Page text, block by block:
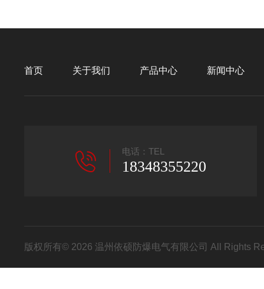
首页 关于我们 产品中心 新闻中心
电话：TEL
18348355220
版权所有© 2026 温州依硕防爆电气有限公司 All Rights